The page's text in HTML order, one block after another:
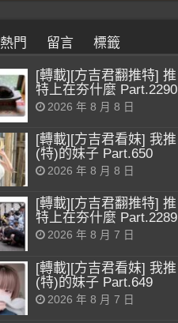
熱門 留言 標籤
[轉載][方吉君翻推特] 推
特上在夯什麼 Part.2290
2026 年 8 月 8 日
[轉載][方吉君看妹] 我推
(特)的妹子 Part.650
2026 年 8 月 8 日
[轉載][方吉君翻推特] 推
特上在夯什麼 Part.2289
2026 年 8 月 7 日
[轉載][方吉君看妹] 我推
(特)的妹子 Part.649
2026 年 8 月 7 日